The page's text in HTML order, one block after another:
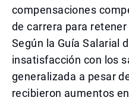
compensaciones
de carrera para
Según la Guía Salarial
insatisfacción con los
generalizada a pesar
recibieron aumentos